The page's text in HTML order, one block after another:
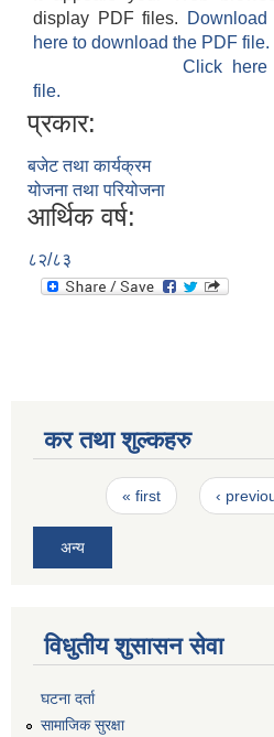
display PDF files.
here to download the PDF file.
Click
file.
प्रकार:
बजेट तथा कार्यक्रम
योजना तथा परियोजना
आर्थिक वर्ष:
८२/८३
कर तथा शुल्कहरु
Pages« first ‹
अन्य
विधुतीय शुसासन सेवा
घटना दर्ता
सामाजिक सुरक्षा